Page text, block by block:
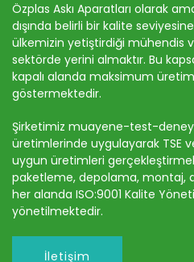
Özplas Askı Aparatları olarak
dışında belirli bir kalite
ülkemizin yetiştirdiği mühendis
sektörde yerini almaktır. Bu
kapalı alanda maksimum
göstermektedir.
Şirketimiz muayene-test-
üretimlerinde uygulayarak TSE
uygun üretimleri
paketleme, depolama, montaj,
her alanda ISO:9001 Kalite
yönetilmektedir.
İletişim